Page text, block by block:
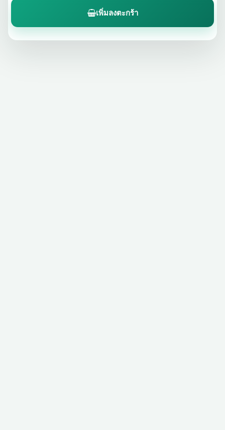
เพิ่มลงตะกร้า